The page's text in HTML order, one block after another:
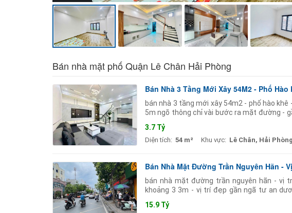
Bán nhà mặt phố Quận Lê Chân Hải Phòng
Bán Nhà 3 Tầng Mới Xây 54M2 - Phố Hào
bán nhà 3 tầng mới xây 54m2 - phố hào
5m ngõ thông chỉ vài bước ra mặt đường -
3.7 Tỷ
Diện tích: 54 m² Khu vực: Lê Chân, Hải Phòng
Bán Nhà Mặt Đường Trần Nguyên Hãn -
bán nhà mặt đường trần nguyên hãn - vị
khoảng 3 3m - vị trí đẹp gần ngã tư an
15.9 Tỷ